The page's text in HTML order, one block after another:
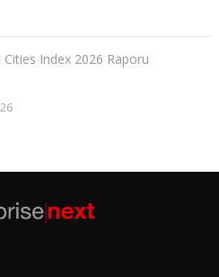
Cities Index 2026 Raporu